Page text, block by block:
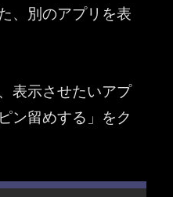
、別のアプリを表
表示させたいアプ
ン留めする」をク